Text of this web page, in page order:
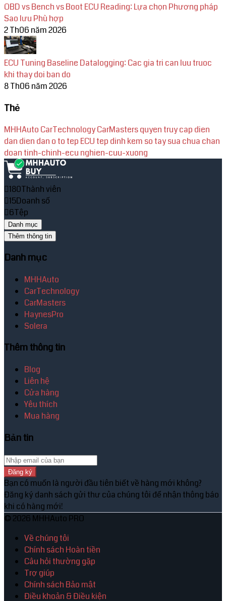
OBD vs Bench vs Boot ECU Reading: Lựa chọn Phương pháp
Sao lưu Phù hợp
2 Th06 năm 2026
ECU Tuning Baseline Datalogging: Cac gia tri can luu truoc
khi thay doi ban do
8 Th06 năm 2026
Thẻ
MHHAuto CarTechnologyCarMastersquyen truy cap dien
dan dien dan o totep ECUtep dinh kem so tay sua chua chan
doantinh-chinh-ecu nghien-cuu-xuong
180Thành viên
15Doanh số
6Tệp
Danh mục
Thêm thông tin
Danh mục
MHHAuto
CarTechnology
CarMasters
HaynesPro
Solera
Thêm thông tin
Blog
Liên hệ
Cửa hàng
Yêu thích
Mua hàng
Bản tin
Đăng ký
Bạn có muốn là người đầu tiên biết về hàng mới không?
Đăng ký danh sách gửi thư của chúng tôi để nhận thông báo
khi có hàng mới!
© 2026 MHHAuto PRO
Về chúng tôi
Chính sách Hoàn tiền
Câu hỏi thường gặp
Trợ giúp
Chính sách Bảo mật
Điều khoản & Điều kiện